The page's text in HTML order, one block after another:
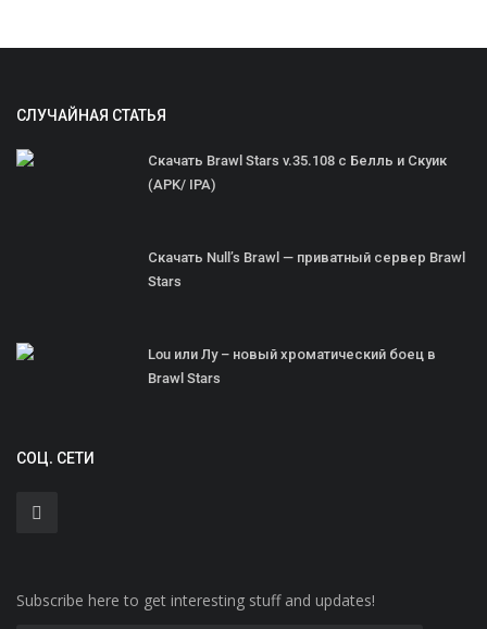
СЛУЧАЙНАЯ СТАТЬЯ
Скачать Brawl Stars v.35.108 с Белль и Скуик
(APK/ IPA)
Скачать Null’s Brawl — приватный сервер Brawl
Stars
Lou или Лу – новый хроматический боец в
Brawl Stars
СОЦ. СЕТИ
Subscribe here to get interesting stuff and updates!